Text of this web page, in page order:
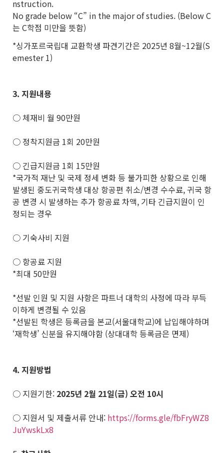
nstruction.
No grade below “C” in the major of studies. (Below C
는 C학점 미만을 뜻함)
*싱가포르국립대 교환학생 파견기간은 2025년 8월~12월(S
emester 1)
3. 지원내용
○ 체재비 월 90만원
○ 정착지원금 1회 20만원
○ 긴급지원금 1회 15만원
*국가적 재난 및 국제 정세 변화 등 불가피한 상황으로 인해
발생된 중도귀국학생 대상 항공편 취소/변경 수수료, 귀국 항
공 변경 시 발생하는 추가 항공료 차액, 기타 긴급지원이 인
정되는 경우
○ 기숙사비 지원
○ 항공료 지원
*최대 50만원
*선발 인원 및 지원 사항은 파트너 대학의 사정에 따라 부득
이하게 변경될 수 있음
*선발된 학생은 등록금을 본교(서울대학교)에 납입해야하며
‘재학생’ 신분을 유지해야함 (상대대학 등록금은 면제)
4. 지원방법
○ 지원기한: 2025년 2월 21일(금) 오전 10시
○ 지원서 및 제출서류 안내: https://forms.gle/fbFryWZ8
JuYwskLx8